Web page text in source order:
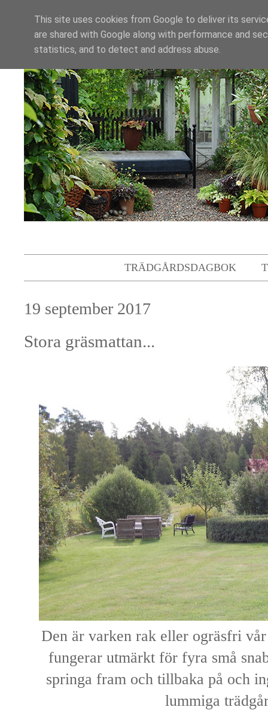
TRÄDGÅRDSDAGBOK
19 september 2017
Stora gräsmattan...
Den är varken rak eller ogräsfri
fungerar utmärkt för fyra små
springa fram och tillbaka på och
lummiga
This site uses cookies from Google to deliver its
are shared with Google along with performance and
statistics, and to detect and address abuse.